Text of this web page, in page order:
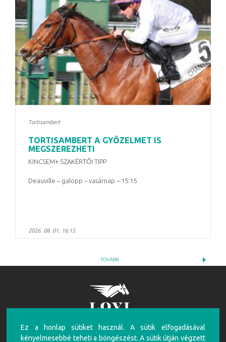
Tortisambert
TORTISAMBERT A GYŐZELMET IS
MEGSZEREZHETI
KINCSEM+ SZAKÉRTŐI TIPP
Deauville – galopp – vasárnap – 15:15
2026. 08. 01. 16:15
TOVÁBB
FIGYELEM!Ez a honlap sütiket használ. A sütik elfogadásával
kényelmesebbé teheti a böngészést. A sütik útján végzett